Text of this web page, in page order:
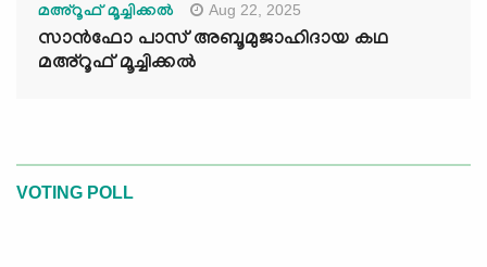
മഅ്റൂഫ് മൂച്ചിക്കല്‍ Aug 22, 2025
സാൻഫോ പാസ് അബൂമുജാഹിദായ കഥ
മഅ്റൂഫ് മൂച്ചിക്കല്‍
VOTING POLL